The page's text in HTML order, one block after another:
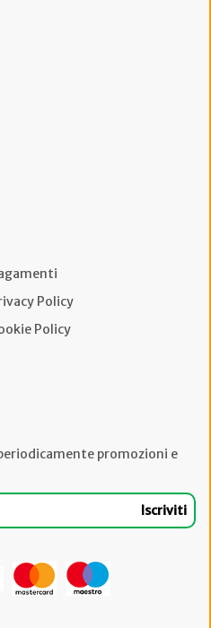
Policy
Policy
promozioni e
Iscriviti